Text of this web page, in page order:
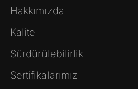
Hakkımızda
Kalite
Sürdürülebilirlik
Sertifikalarımız